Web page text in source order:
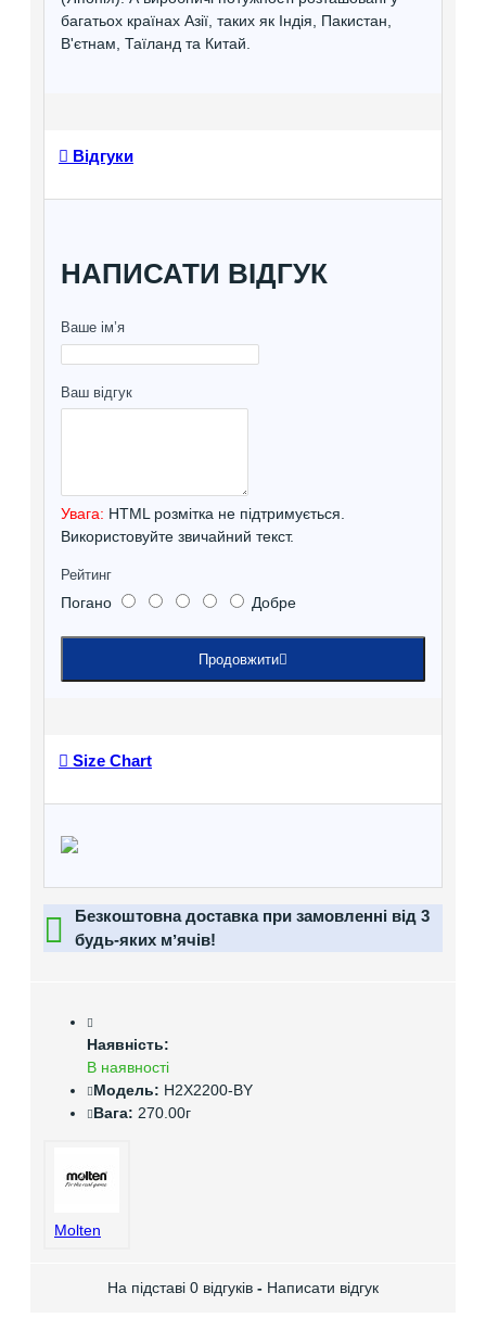
багатьох країнах Азії, таких як Індія, Пакистан,
В'єтнам, Таїланд та Китай.
Відгуки
НАПИСАТИ ВІДГУК
Ваше ім’я
Ваш відгук
Увага: HTML розмітка не підтримується.
Використовуйте звичайний текст.
Рейтинг
Погано Добре
Продовжити
Size Chart
Безкоштовна доставка при замовленні від 3
будь-яких мʼячів!
Наявність:
В наявності
Модель: H2X2200-BY
Вага: 270.00г
Molten
На підставі 0 відгуків - Написати відгук